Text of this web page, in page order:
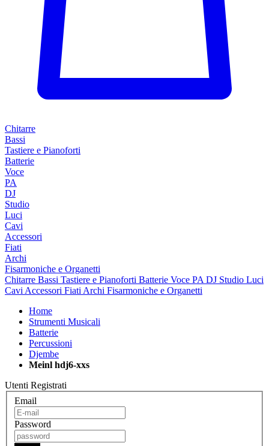
Chitarre
Bassi
Tastiere e Pianoforti
Batterie
Voce
PA
DJ
Studio
Luci
Cavi
Accessori
Fiati
Archi
Fisarmoniche e Organetti
Chitarre Bassi Tastiere e Pianoforti Batterie Voce PA DJ Studio Luci
Cavi Accessori Fiati Archi Fisarmoniche e Organetti
Home
Strumenti Musicali
Batterie
Percussioni
Djembe
Meinl hdj6-xxs
Utenti Registrati
Email
Password